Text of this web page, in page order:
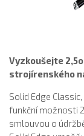
Vyzkoušejte
strojírenského
Solid Edge
funkční možnosti
smlouvou o